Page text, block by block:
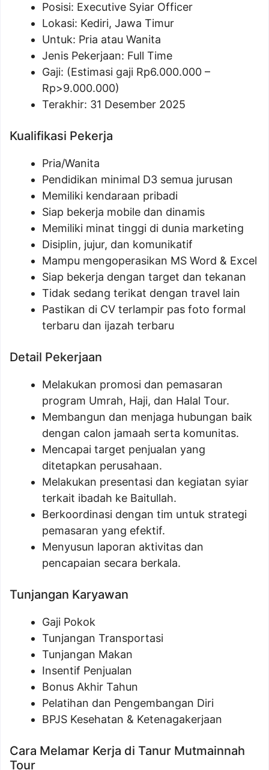
Posisi: Executive Syiar Officer
Lokasi: Kediri, Jawa Timur
Untuk: Pria atau Wanita
Jenis Pekerjaan: Full Time
Gaji: (Estimasi gaji Rp6.000.000 –
Rp>9.000.000)
Terakhir: 31 Desember 2025
Kualifikasi Pekerja
Pria/Wanita
Pendidikan minimal D3 semua jurusan
Memiliki kendaraan pribadi
Siap bekerja mobile dan dinamis
Memiliki minat tinggi di dunia marketing
Disiplin, jujur, dan komunikatif
Mampu mengoperasikan MS Word & Excel
Siap bekerja dengan target dan tekanan
Tidak sedang terikat dengan travel lain
Pastikan di CV terlampir pas foto formal
terbaru dan ijazah terbaru
Detail Pekerjaan
Melakukan promosi dan pemasaran
program Umrah, Haji, dan Halal Tour.
Membangun dan menjaga hubungan baik
dengan calon jamaah serta komunitas.
Mencapai target penjualan yang
ditetapkan perusahaan.
Melakukan presentasi dan kegiatan syiar
terkait ibadah ke Baitullah.
Berkoordinasi dengan tim untuk strategi
pemasaran yang efektif.
Menyusun laporan aktivitas dan
pencapaian secara berkala.
Tunjangan Karyawan
Gaji Pokok
Tunjangan Transportasi
Tunjangan Makan
Insentif Penjualan
Bonus Akhir Tahun
Pelatihan dan Pengembangan Diri
BPJS Kesehatan & Ketenagakerjaan
Cara Melamar Kerja di Tanur Mutmainnah
Tour